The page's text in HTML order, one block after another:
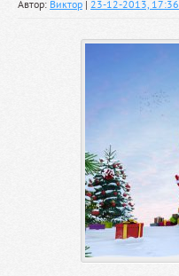
Автор: Виктор | 23-12-2013, 17:36